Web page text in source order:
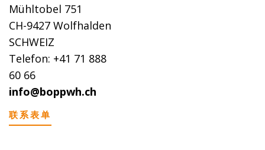
Mühltobel 751
CH-9427 Wolfhalden
SCHWEIZ
Telefon: +41 71 888
60 66
info@boppwh.ch
联系表单